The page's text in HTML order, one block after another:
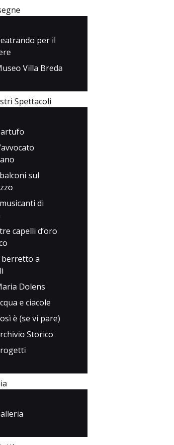
per il
Villa Breda
Spettacoli
sul
di
capelli d’oro
berretto a
Dolens
e ciacole
è (se vi pare)
Storico
Rassegne
I Nostri Spettacoli
Media
Contatti